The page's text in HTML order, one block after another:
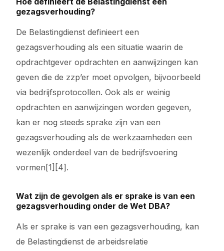
gezagsverhouding?
De Belastingdienst definieert een
gezagsverhouding als een situatie waarin de
opdrachtgever opdrachten en aanwijzingen kan
geven die de zzp’er moet opvolgen, bijvoorbeeld
via bedrijfsprotocollen. Ook als er weinig
opdrachten en aanwijzingen worden gegeven,
kan er nog steeds sprake zijn van een
gezagsverhouding als de werkzaamheden een
wezenlijk onderdeel van de bedrijfsvoering
vormen[1][4].
Wat zijn de gevolgen als er sprake is van een
gezagsverhouding onder de Wet DBA?
Als er sprake is van een gezagsverhouding, kan
de Belastingdienst de arbeidsrelatie